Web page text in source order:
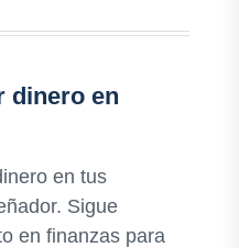
dinero en
en tus
Sigue
en finanzas para